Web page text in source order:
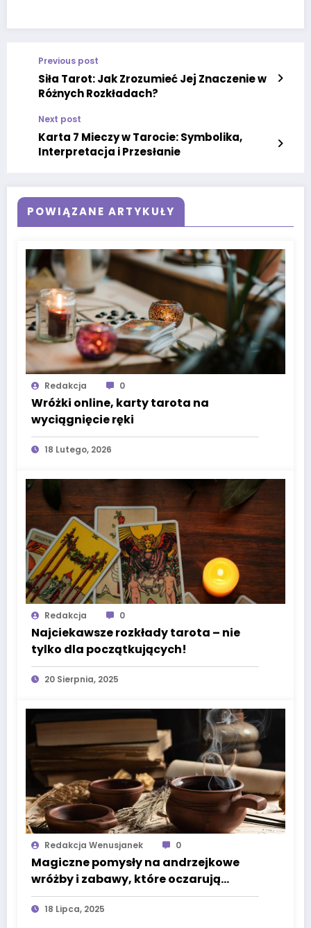
Previous post
Siła Tarot: Jak Zrozumieć Jej Znaczenie w
Różnych Rozkładach?
Next post
Karta 7 Mieczy w Tarocie: Symbolika,
Interpretacja i Przesłanie
POWIĄZANE ARTYKUŁY
Redakcja 0
Wróżki online, karty tarota na
wyciągnięcie ręki
18 Lutego, 2026
Redakcja 0
Najciekawsze rozkłady tarota – nie
tylko dla początkujących!
20 Sierpnia, 2025
Redakcja Wenusjanek 0
Magiczne pomysły na andrzejkowe
wróżby i zabawy, które oczarują
każdego
18 Lipca, 2025